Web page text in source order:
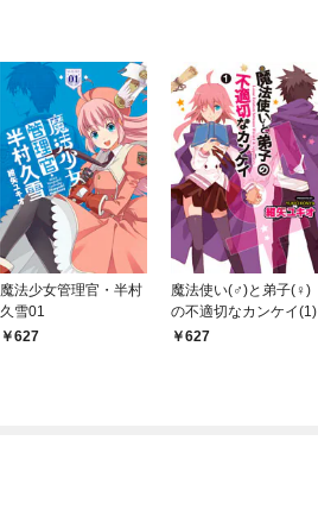
魔法少女管理官・半村
久雪01
627
魔法使い(♂)と弟子(♀)
の不適切なカンケイ(1)
627